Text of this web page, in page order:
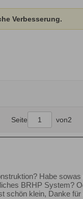
Verbesserung.
Seite von2
Habe
BRHP System?
schön klein, Danke für